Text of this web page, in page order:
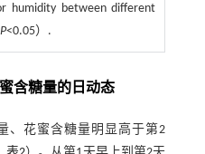
humidity between different
P<0.05）.
含糖量的日动态
、花蜜含糖量明显高于第2